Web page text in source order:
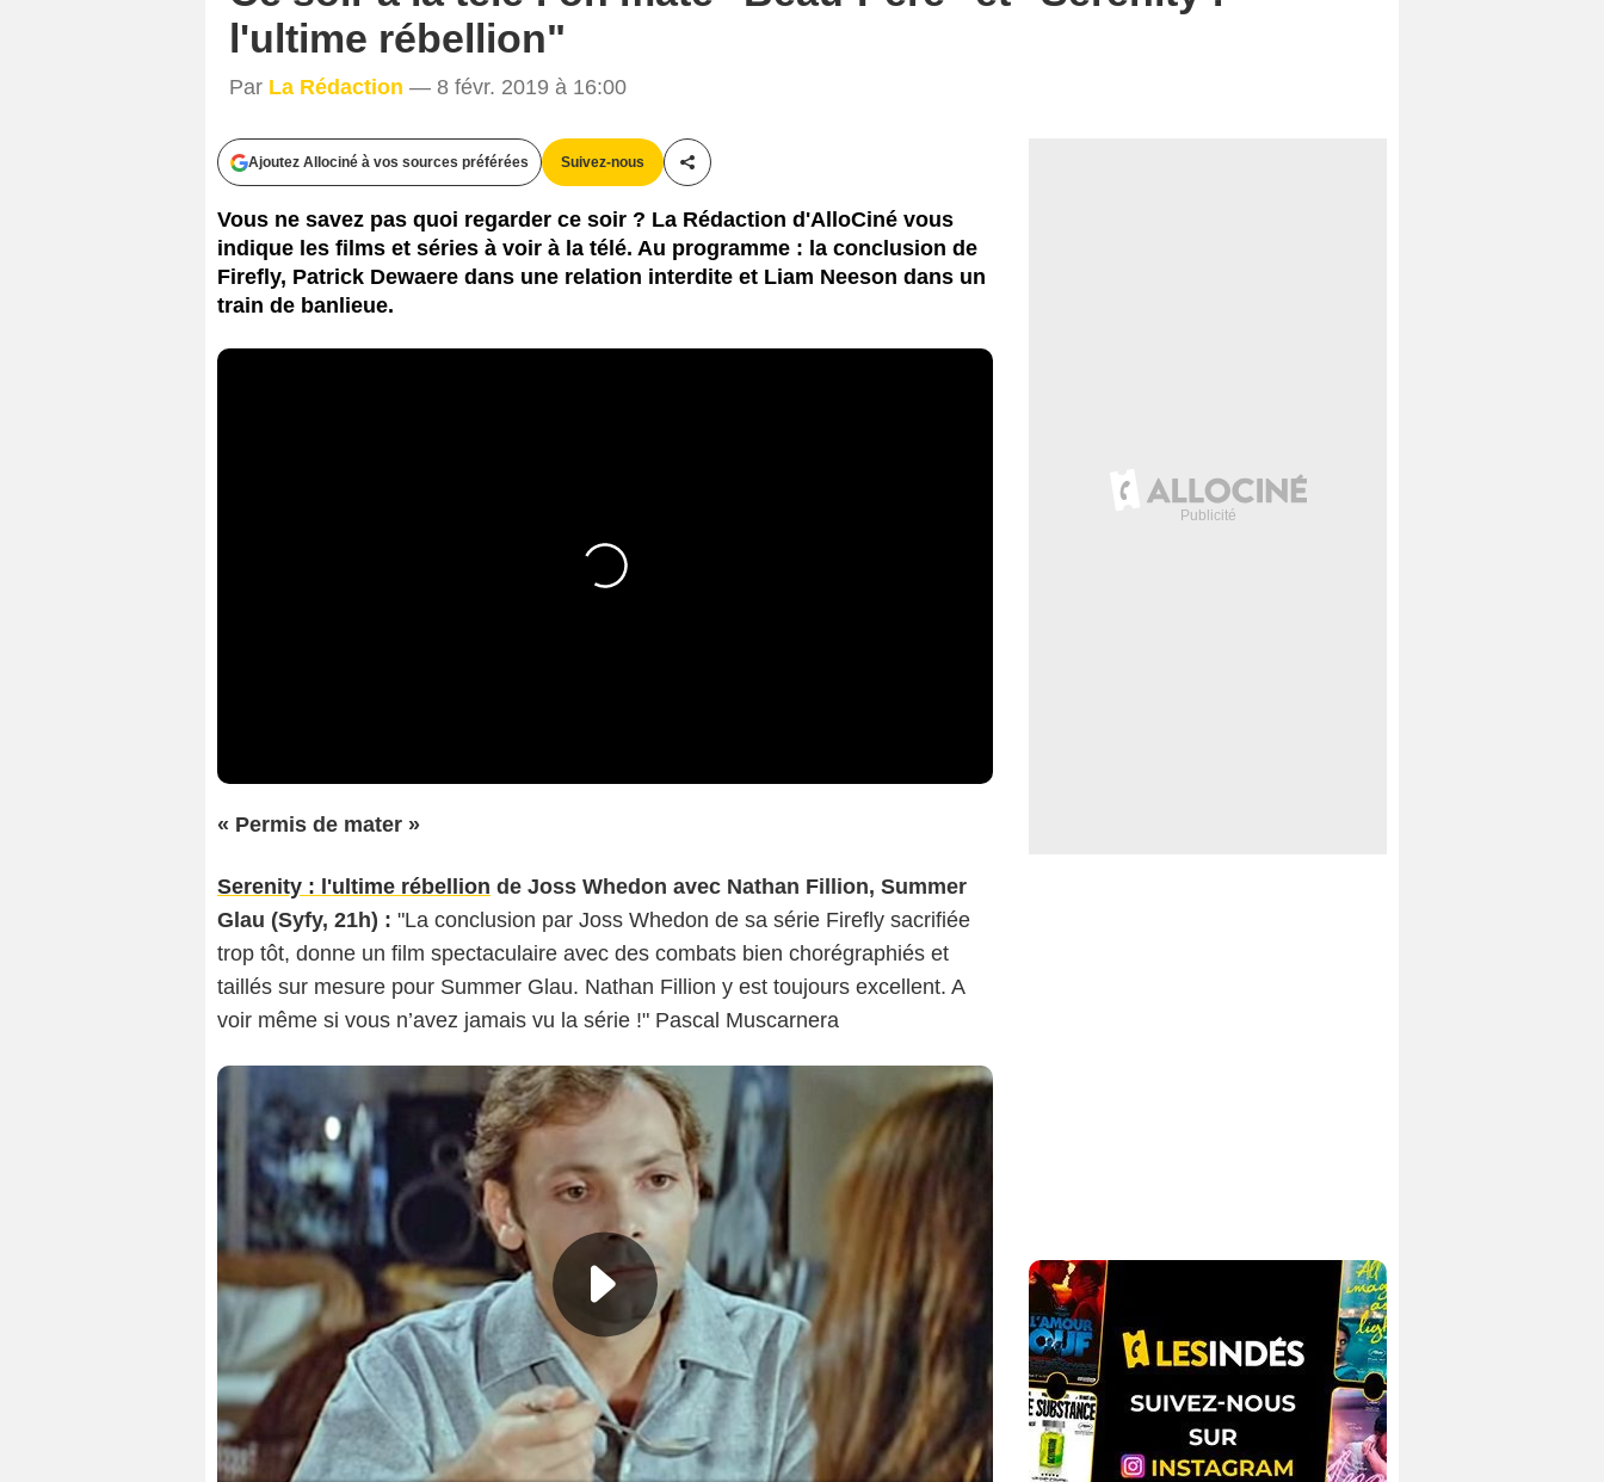
l'ultime rébellion"
Par La Rédaction — 8 févr. 2019 à 16:00
Ajoutez Allociné à vos sources préférées Suivez-nous
Partager cet article
Vous ne savez pas quoi regarder ce soir ? La Rédaction d'AlloCiné vous
indique les films et séries à voir à la télé. Au programme : la conclusion de
Firefly, Patrick Dewaere dans une relation interdite et Liam Neeson dans un
train de banlieue.
« Permis de mater »
Serenity : l'ultime rébellion de Joss Whedon avec Nathan Fillion, Summer
Glau (Syfy, 21h) : "La conclusion par Joss Whedon de sa série Firefly sacrifiée
trop tôt, donne un film spectaculaire avec des combats bien chorégraphiés et
taillés sur mesure pour Summer Glau. Nathan Fillion y est toujours excellent. A
voir même si vous n’avez jamais vu la série !" Pascal Muscarnera